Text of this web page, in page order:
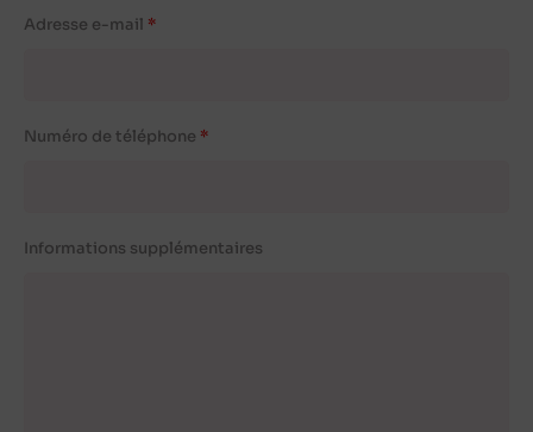
Adresse e-mail
Numéro de téléphone
Informations supplémentaires